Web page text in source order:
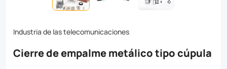
resistance.Having
been
sealed
with
Industria de las telecomunicaciones
Cierre de empalme metálico tipo cúpula